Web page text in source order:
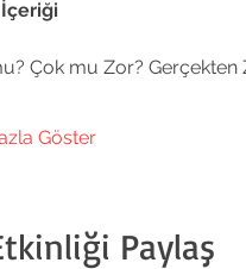
Çok mu Zor?
Göster
Paylaş